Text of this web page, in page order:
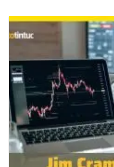
triệu đô Stablecoin bị